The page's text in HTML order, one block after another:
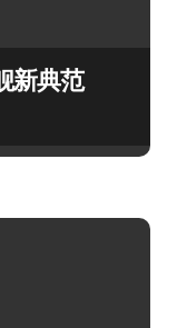
新典范